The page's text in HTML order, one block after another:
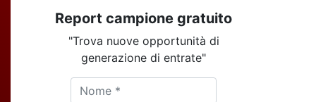
Report campione gratuito
"Trova nuove opportunità di
generazione di entrate"